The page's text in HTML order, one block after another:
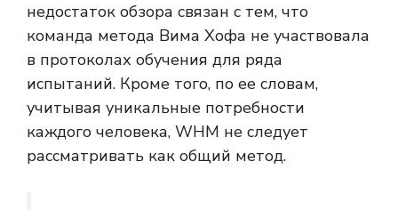
недостаток обзора связан с тем, что
команда метода Вима Хофа не участвовала
в протоколах обучения для ряда
испытаний. Кроме того, по ее словам,
учитывая уникальные потребности
каждого человека, WHM не следует
рассматривать как общий метод.